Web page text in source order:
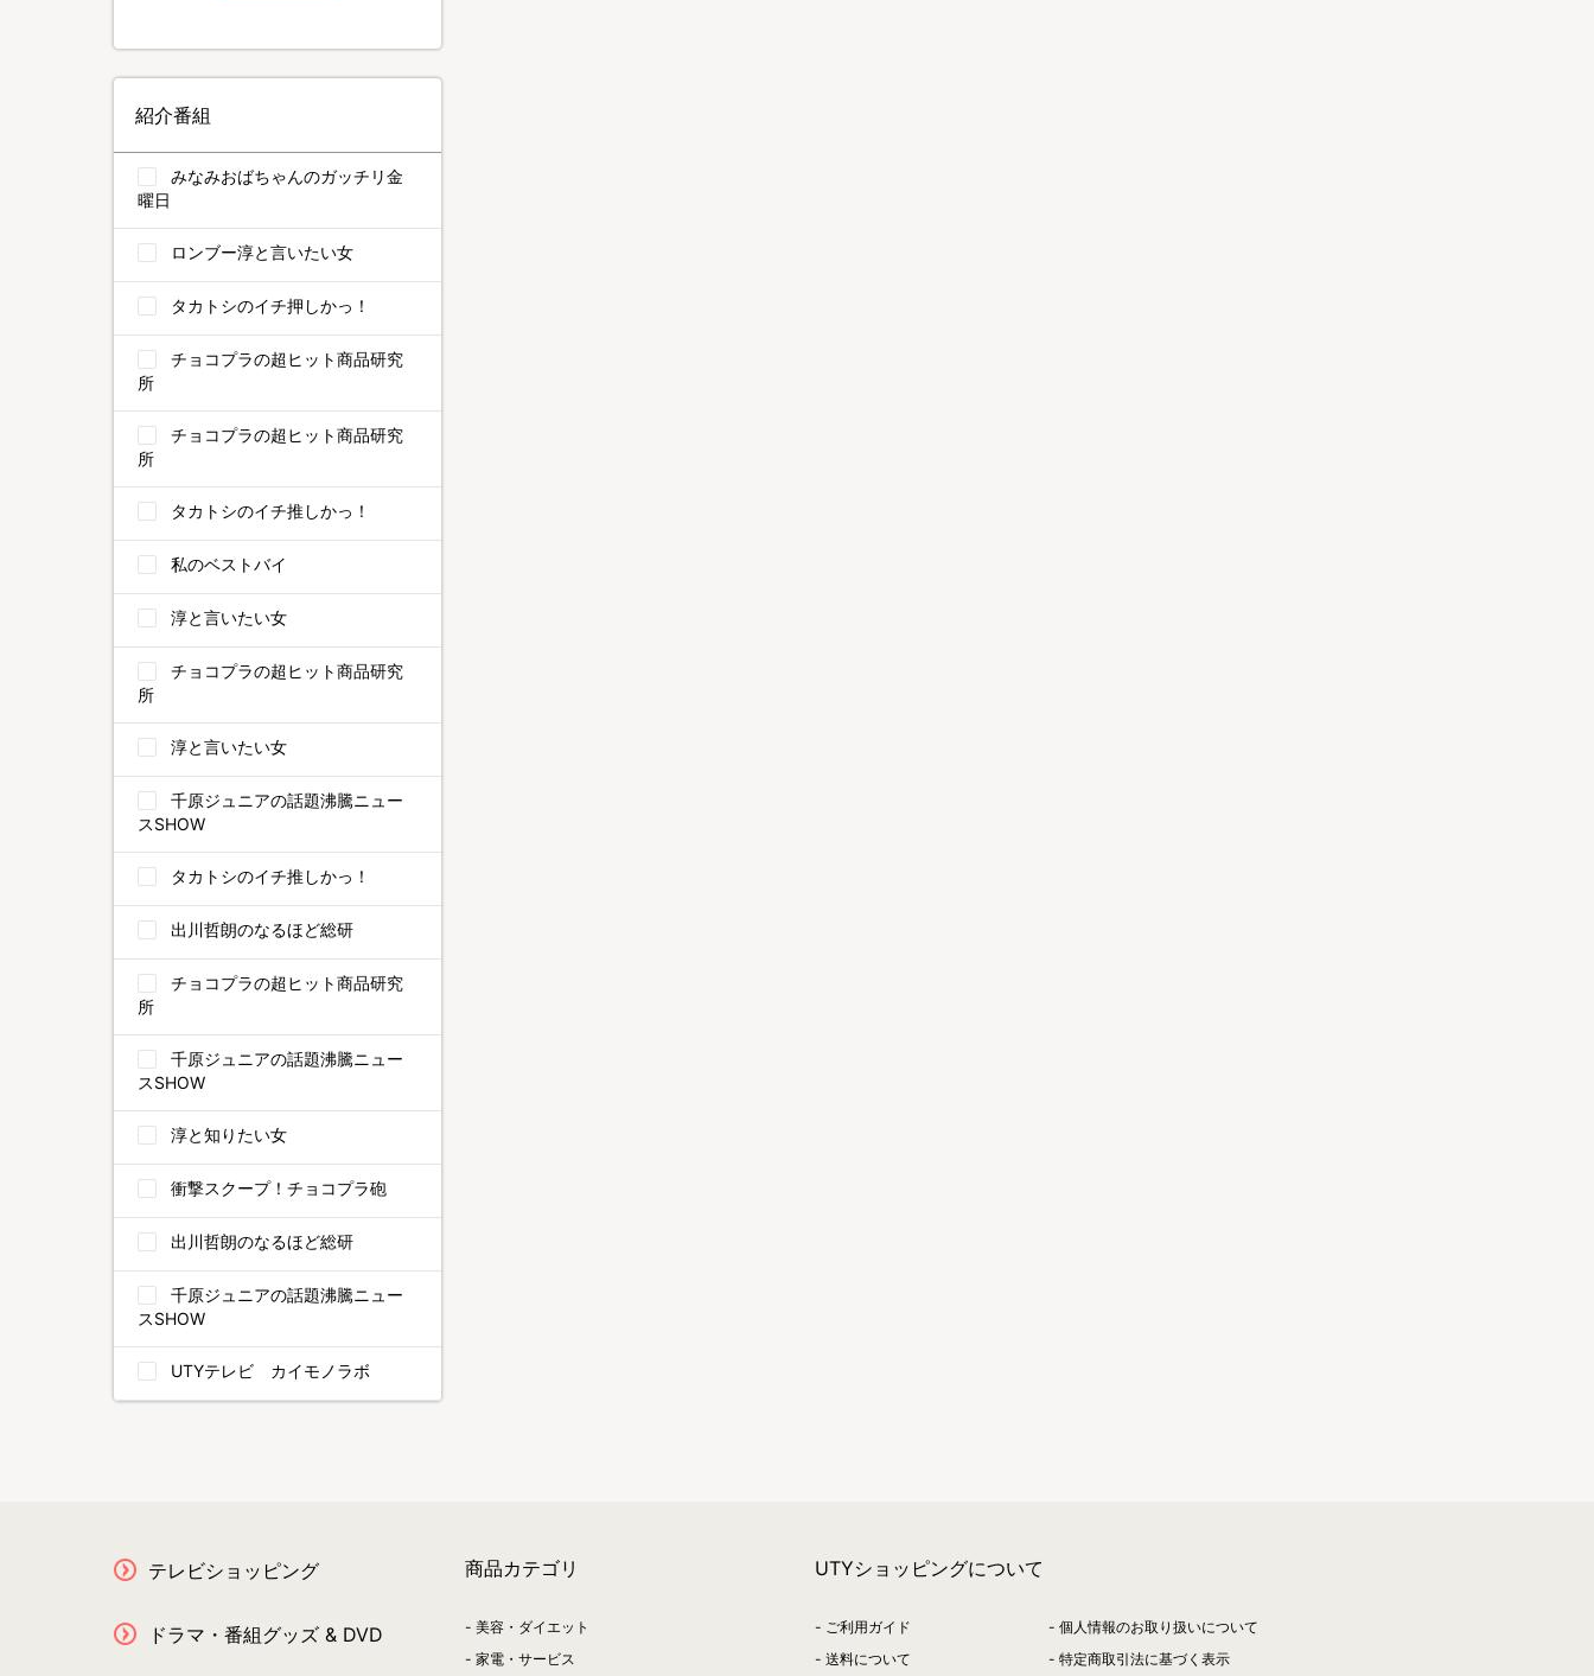
紹介番組
みなみおばちゃんのガッチリ金
曜日
ロンブー淳と言いたい女
タカトシのイチ押しかっ！
チョコプラの超ヒット商品研究
所
チョコプラの超ヒット商品研究
所
タカトシのイチ推しかっ！
私のベストバイ
淳と言いたい女
チョコプラの超ヒット商品研究
所
淳と言いたい女
千原ジュニアの話題沸騰ニュー
スSHOW
タカトシのイチ推しかっ！
出川哲朗のなるほど総研
チョコプラの超ヒット商品研究
所
千原ジュニアの話題沸騰ニュー
スSHOW
淳と知りたい女
衝撃スクープ！チョコプラ砲
出川哲朗のなるほど総研
千原ジュニアの話題沸騰ニュー
スSHOW
UTYテレビ カイモノラボ
テレビショッピング
ドラマ・番組グッズ & DVD
商品カテゴリ
美容・ダイエット
家電・サービス
UTYショッピングについて
ご利用ガイド
送料について
個人情報のお取り扱いについて
特定商取引法に基づく表示